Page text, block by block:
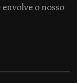
o nosso